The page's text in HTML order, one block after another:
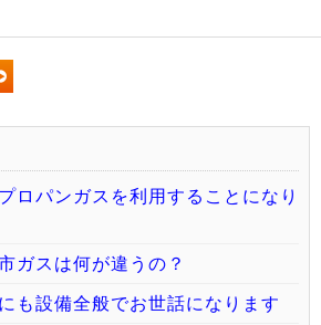
ロパンガスを利用することになり
ガスは何が違うの？
も設備全般でお世話になります